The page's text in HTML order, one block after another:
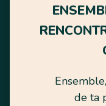
de ta